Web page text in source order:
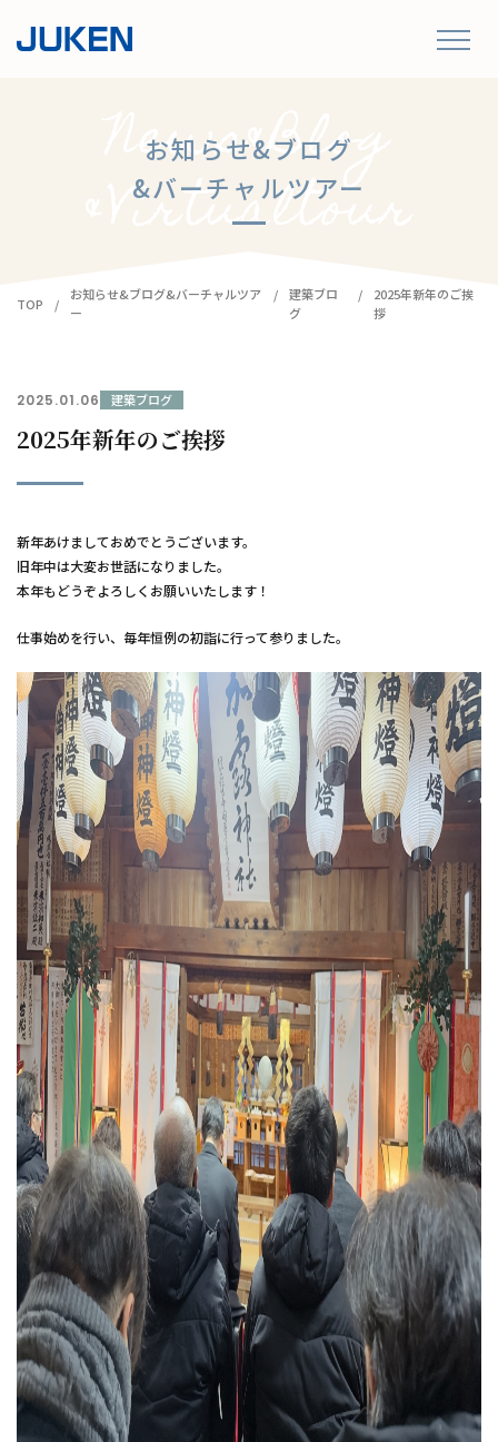
お知らせ&ブログ
&バーチャルツアー
TOP
お知らせ&ブログ&バーチャルツア
ー
建築ブロ
グ
2025年新年のご挨
拶
2025.01.06 建築ブログ
2025年新年のご挨拶
新年あけましておめでとうございます。
旧年中は大変お世話になりました。
本年もどうぞよろしくお願いいたします！
仕事始めを行い、毎年恒例の初詣に行って参りました。